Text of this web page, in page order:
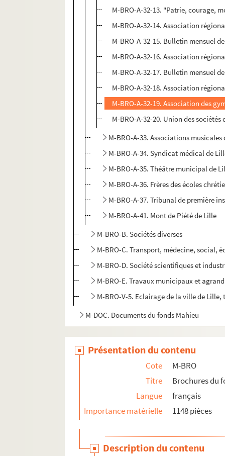
M-BRO-A-32-13. "Patrie, courage,
M-BRO-A-32-14. Association
M-BRO-A-32-15. Bulletin mensuel
M-BRO-A-32-16. Association
M-BRO-A-32-17. Bulletin mensuel
M-BRO-A-32-18. Association
M-BRO-A-32-19. Association des
M-BRO-A-32-20. Union des
M-BRO-A-33. Associations musicales
M-BRO-A-34. Syndicat médical de
M-BRO-A-35. Théâtre municipal de
M-BRO-A-36. Frères des écoles
M-BRO-A-37. Tribunal de première
M-BRO-A-41. Mont de Piété de Lille
M-BRO-B. Sociétés diverses
M-BRO-C. Transport, médecine, social,
M-BRO-D. Société scientifiques et
M-BRO-E. Travaux municipaux et
M-BRO-V-5. Eclairage de la ville de
M-DOC. Documents du fonds Mahieu
Présentation du contenu
Cote
M-BRO
Titre
Brochures du
Langue
français
Importance matérielle
1148 pièces
Description du contenu